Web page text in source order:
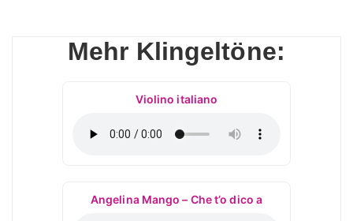
Mehr Klingeltöne:
Violino italiano
Angelina Mango – Che t’o dico a